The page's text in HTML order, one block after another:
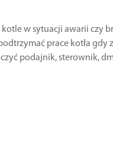
w sytuacji awarii czy
prace kotła gdy
podajnik, sterownik,